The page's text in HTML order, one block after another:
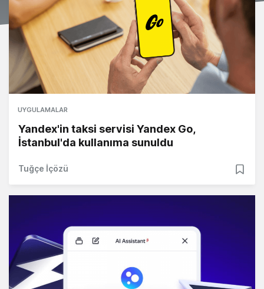
UYGULAMALAR
Yandex'in taksi servisi Yandex Go,
İstanbul'da kullanıma sunuldu
Tuğçe İçözü